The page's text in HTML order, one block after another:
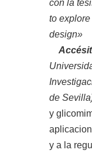
con la
to
design»
Accésit
de
y
y a la